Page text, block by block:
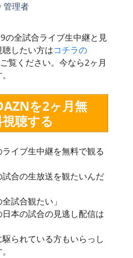
管理者
の全試合ライブ生中継と見
したい方はコチラの
覧ください。 今なら2ヶ月
。
を2ヶ月無
聴する
ライブ生中継を無料で観る
試合の生放送を観たいんだ
試合観たい」
日本の試合の見逃し配信は
られている方もいらっし